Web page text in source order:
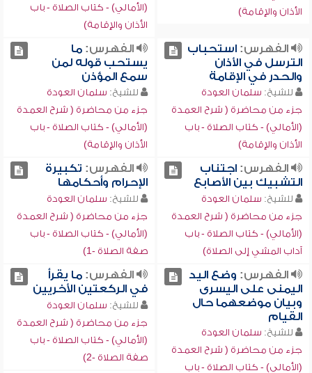
الأذان والإقامة)
(الأمالي) - كتاب الصلاة - باب
الأذان والإقامة)
الفهرس:استحباب
الترسل في الأذان
والحدر في الإقامة
للشيخ: سلمان العودة
جزء من محاضرة ( شرح العمدة
(الأمالي) - كتاب الصلاة - باب
الأذان والإقامة)
الفهرس:ما
يستحب قوله لمن
سمع المؤذن
للشيخ: سلمان العودة
جزء من محاضرة ( شرح العمدة
(الأمالي) - كتاب الصلاة - باب
الأذان والإقامة)
الفهرس:اجتناب
التشبيك بين الأصابع
للشيخ: سلمان العودة
جزء من محاضرة ( شرح العمدة
(الأمالي) - كتاب الصلاة - باب
آداب المشي إلى الصلاة)
الفهرس: تكبيرة
الإحرام وأحكامها
للشيخ: سلمان العودة
جزء من محاضرة ( شرح العمدة
(الأمالي) - كتاب الصلاة - باب
صفة الصلاة -1)
الفهرس: وضع اليد
اليمنى على اليسرى
وبيان موضعهما حال
القيام
للشيخ: سلمان العودة
جزء من محاضرة ( شرح العمدة
(الأمالي) - كتاب الصلاة - باب
الفهرس:ما يقرأ
في الركعتين الأخريين
للشيخ: سلمان العودة
جزء من محاضرة ( شرح العمدة
(الأمالي) - كتاب الصلاة - باب
صفة الصلاة -2)